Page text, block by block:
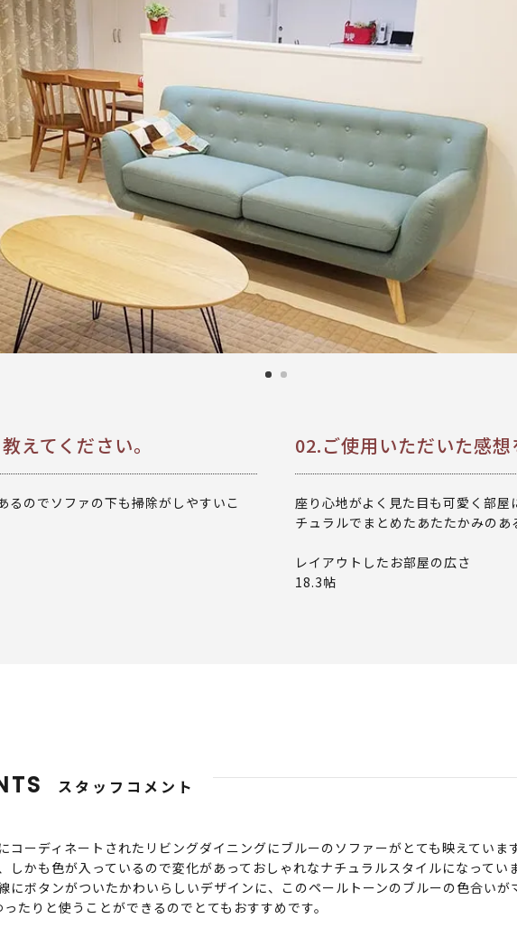
えてください。
るのでソファの下も掃除がしやすいこ
02.ご使用いただいた感想
座り心地がよく見た目も可愛く部
チュラルでまとめたあたたかみの
レイアウトしたお部屋の広さ
18.3帖
スタッフコメント
コーディネートされたリビングダイニングにブルーのソファーがとても映えていま
しかも色が入っているので変化があっておしゃれなナチュラルスタイルになっていま
にボタンがついたかわいらしいデザインに、このペールトーンのブルーの色合い
たりと使うことができるのでとてもおすすめです。